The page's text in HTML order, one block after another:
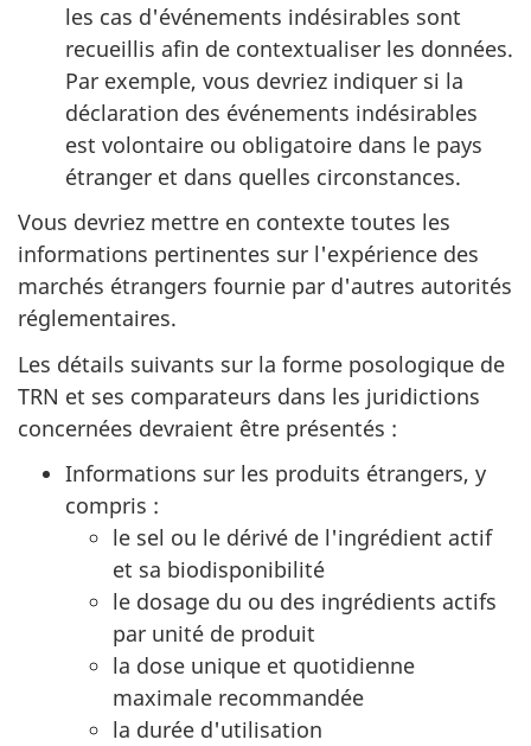
les cas d'événements indésirables sont
recueillis afin de contextualiser les données.
Par exemple, vous devriez indiquer si la
déclaration des événements indésirables
est volontaire ou obligatoire dans le pays
étranger et dans quelles circonstances.
Vous devriez mettre en contexte toutes les
informations pertinentes sur l'expérience des
marchés étrangers fournie par d'autres autorités
réglementaires.
Les détails suivants sur la forme posologique de
TRN et ses comparateurs dans les juridictions
concernées devraient être présentés :
Informations sur les produits étrangers, y
compris :
le sel ou le dérivé de l'ingrédient actif
et sa biodisponibilité
le dosage du ou des ingrédients actifs
par unité de produit
la dose unique et quotidienne
maximale recommandée
la durée d'utilisation